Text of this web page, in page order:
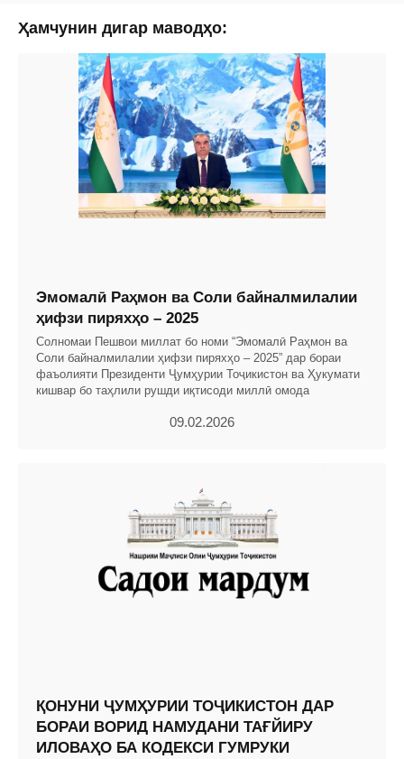
Ҳамчунин дигар маводҳо:
Эмомалӣ Раҳмон ва Соли байналмилалии
ҳифзи пиряхҳо – 2025
Солномаи Пешвои миллат бо номи “Эмомалӣ Раҳмон ва
Соли байналмилалии ҳифзи пиряхҳо – 2025” дар бораи
фаъолияти Президенти Ҷумҳурии Тоҷикистон ва Ҳукумати
кишвар бо таҳлили рушди иқтисоди миллӣ омода
09.02.2026
ҚОНУНИ ҶУМҲУРИИ ТОҶИКИСТОН ДАР
БОРАИ ВОРИД НАМУДАНИ ТАҒЙИРУ
ИЛОВАҲО БА КОДЕКСИ ГУМРУКИ